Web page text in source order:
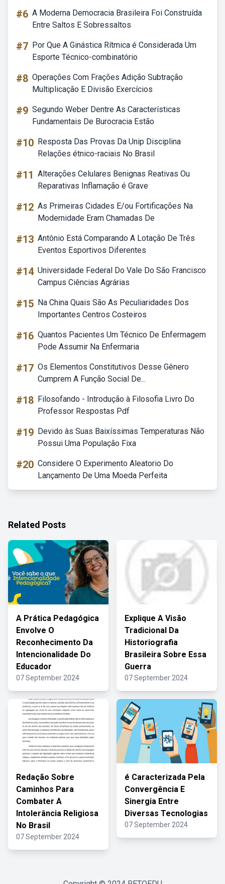
#6 A Moderna Democracia Brasileira Foi Construída
Entre Saltos E Sobressaltos
#7 Por Que A Ginástica Rítmica é Considerada Um
Esporte Técnico-combinatório
#8 Operações Com Frações Adição Subtração
Multiplicação E Divisão Exercícios
#9 Segundo Weber Dentre As Características
Fundamentais De Burocracia Estão
#10 Resposta Das Provas Da Unip Disciplina
Relações étnico-raciais No Brasil
#11 Alterações Celulares Benignas Reativas Ou
Reparativas Inflamação é Grave
#12 As Primeiras Cidades E/ou Fortificações Na
Modernidade Eram Chamadas De
#13 Antônio Está Comparando A Lotação De Três
Eventos Esportivos Diferentes
#14 Universidade Federal Do Vale Do São Francisco
Campus Ciências Agrárias
#15 Na China Quais São As Peculiaridades Dos
Importantes Centros Costeiros
#16 Quantos Pacientes Um Técnico De Enfermagem
Pode Assumir Na Enfermaria
#17 Os Elementos Constitutivos Desse Gênero
Cumprem A Função Social De...
#18 Filosofando - Introdução à Filosofia Livro Do
Professor Respostas Pdf
#19 Devido às Suas Baixíssimas Temperaturas Não
Possui Uma População Fixa
#20 Considere O Experimento Aleatorio Do
Lançamento De Uma Moeda Perfeita
Related Posts
A Prática Pedagógica
Envolve O
Reconhecimento Da
Intencionalidade Do
Educador
07 September 2024
Explique A Visão
Tradicional Da
Historiografia
Brasileira Sobre Essa
Guerra
07 September 2024
Redação Sobre
Caminhos Para
Combater A
Intolerância Religiosa
No Brasil
07 September 2024
é Caracterizada Pela
Convergência E
Sinergia Entre
Diversas Tecnologias
07 September 2024